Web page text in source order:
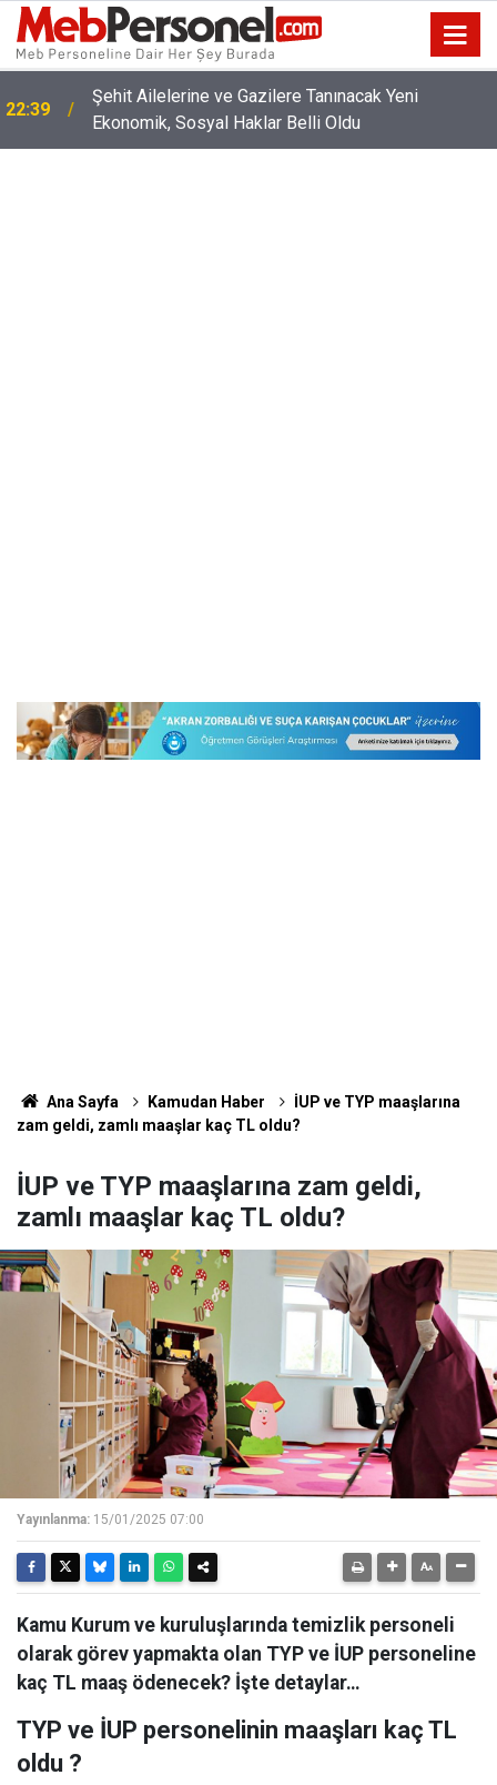
22:02 2026 YKS Tercih Ekranı Ne Zaman Kapanıyor?
Ana Sayfa Kamudan Haber
İUP ve TYP maaşlarına
zam geldi, zamlı maaşlar kaç TL oldu?
İUP ve TYP maaşlarına zam geldi,
zamlı maaşlar kaç TL oldu?
Yayınlanma: 15/01/2025 07:00
Kamu Kurum ve kuruluşlarında temizlik personeli
olarak görev yapmakta olan TYP ve İUP personeline
kaç TL maaş ödenecek? İşte detaylar…
TYP ve İUP personelinin maaşları kaç TL
oldu ?